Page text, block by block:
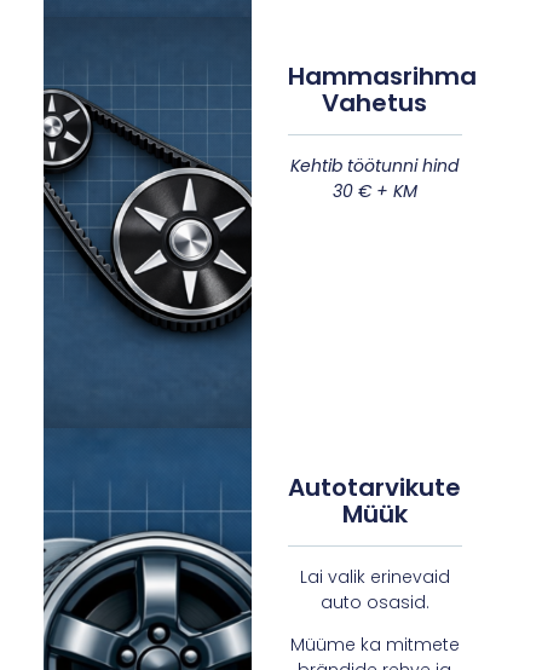
Hammasrihma
Vahetus
Kehtib töötunni hind
30 € + KM
Autotarvikute
Müük
Lai valik erinevaid
auto osasid.
Müüme ka mitmete